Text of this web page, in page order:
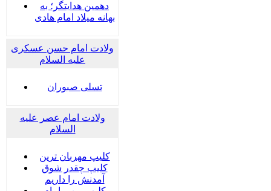
دهمین هدایتگر؛ به
بهانه میلاد امام هادی
ولادت امام حسن عسکری
علیه السلام
تسلی صبوران
ولادت امام عصر علیه
السلام
کلیپ مهربان ترین
کلیپ چقدر شوق
آمدنش را داریم